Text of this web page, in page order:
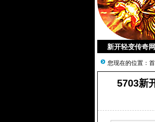
新开轻变传奇
您现在的位置：
5703新